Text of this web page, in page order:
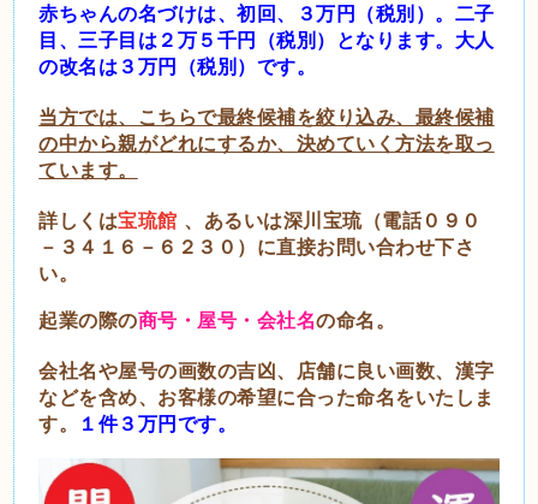
赤ちゃんの名づけは、初回、３万円（税別）。二子
目、三子目は２万５千円（税別）となります。大人
の改名は３万円（税別）です。
当方では、こちらで最終候補を絞り込み、最終候補
の中から親がどれにするか、決めていく方法を取っ
ています。
詳しくは宝琉館 、あるいは深川宝琉（電話０９０
－３４１６－６２３０）に直接お問い合わせ下さ
い。
起業の際の商号・屋号・会社名の命名。
会社名や屋号の画数の吉凶、店舗に良い画数、漢字
などを含め、お客様の希望に合った命名をいたしま
す。
１件３万円です。